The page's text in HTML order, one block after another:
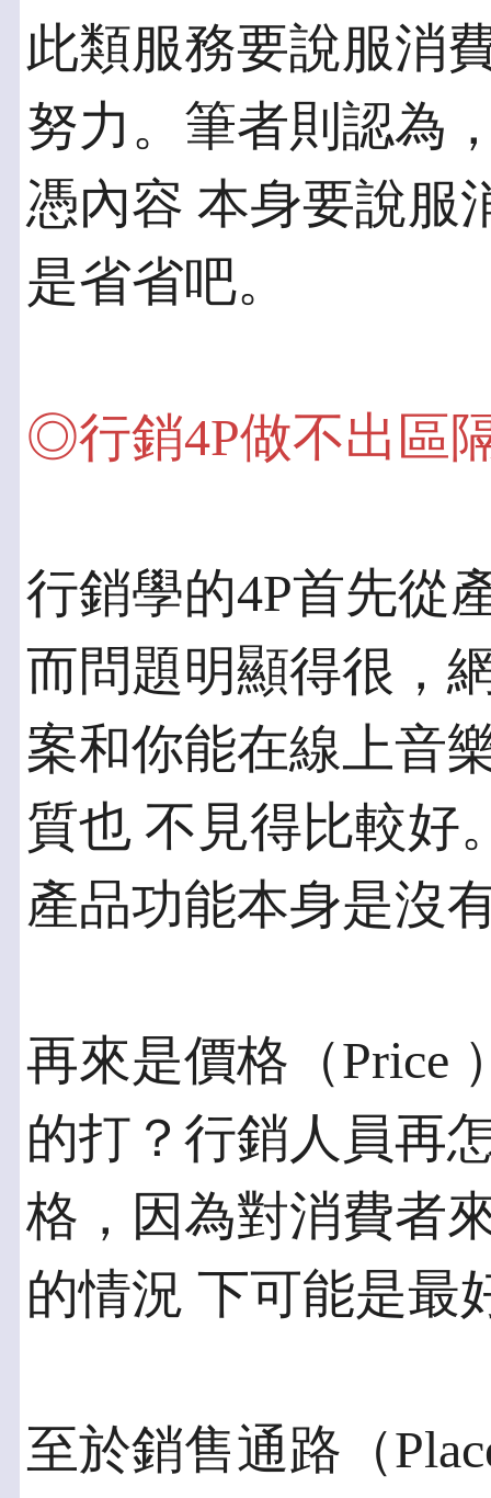
此類服務要說服消
努力。筆者則認為
憑內容 本身要說服
是省省吧。
◎行銷4P做不出區
行銷學的4P首先從
而問題明顯得很，
案和你能在線上音
質也 不見得比較好
產品功能本身是沒
再來是價格（Price
的打？行銷人員再
格，因為對消費者
的情況 下可能是最
至於銷售通路（